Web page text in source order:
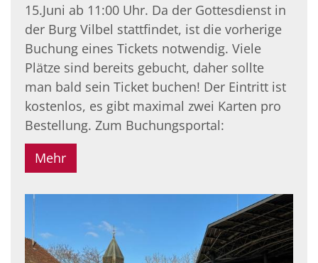
15.Juni ab 11:00 Uhr. Da der Gottesdienst in
der Burg Vilbel stattfindet, ist die vorherige
Buchung eines Tickets notwendig. Viele
Plätze sind bereits gebucht, daher sollte
man bald sein Ticket buchen! Der Eintritt ist
kostenlos, es gibt maximal zwei Karten pro
Bestellung. Zum Buchungsportal:
Mehr